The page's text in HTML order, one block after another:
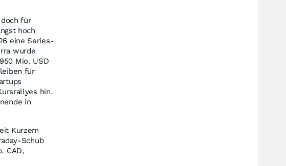
für
hoch
eine Series-
wurde
Mio. USD
für
hin.
in
Kurzem
Schub
CAD,